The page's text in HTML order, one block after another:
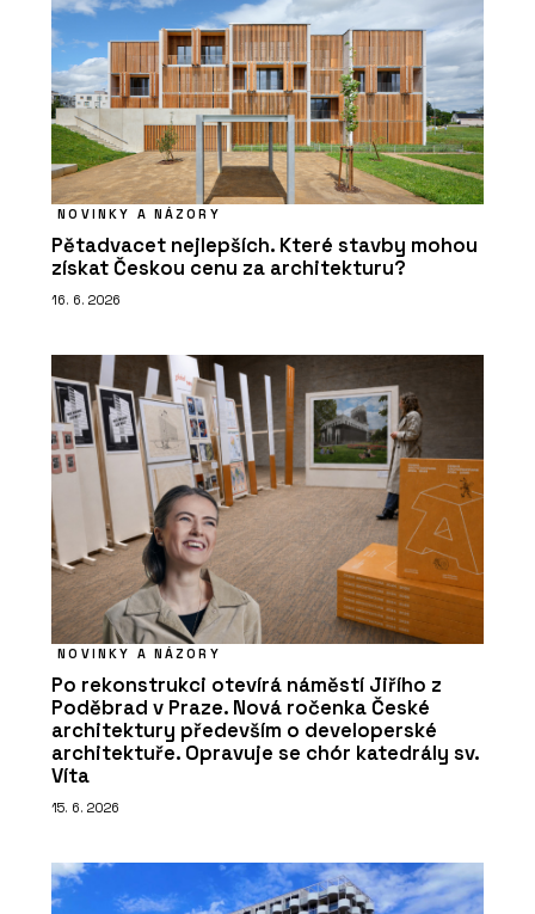
NOVINKY A NÁZORY
Pětadvacet nejlepších. Které stavby mohou
získat Českou cenu za architekturu?
16. 6. 2026
NOVINKY A NÁZORY
Po rekonstrukci otevírá náměstí Jiřího z
Poděbrad v Praze. Nová ročenka České
architektury především o developerské
architektuře. Opravuje se chór katedrály sv.
Víta
15. 6. 2026